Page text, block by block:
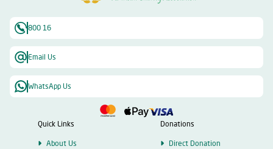
800 16
Email Us
WhatsApp Us
Quick Links
About Us
Donations
Direct Donation